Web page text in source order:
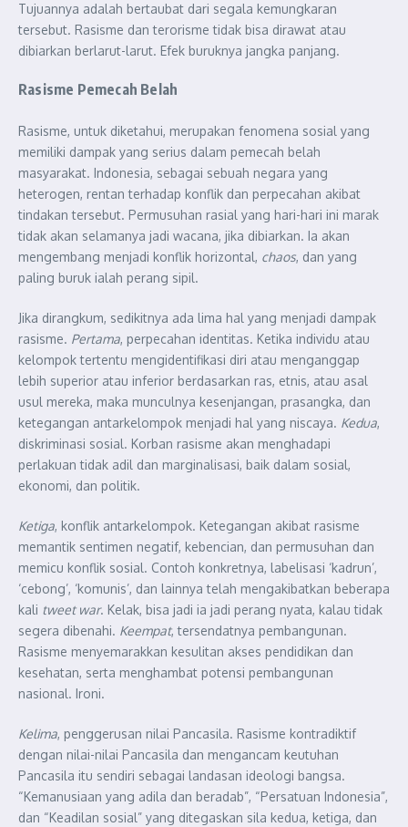
Tujuannya adalah bertaubat dari segala kemungkaran
tersebut. Rasisme dan terorisme tidak bisa dirawat atau
dibiarkan berlarut-larut. Efek buruknya jangka panjang.
Rasisme Pemecah Belah
Rasisme, untuk diketahui, merupakan fenomena sosial yang
memiliki dampak yang serius dalam pemecah belah
masyarakat. Indonesia, sebagai sebuah negara yang
heterogen, rentan terhadap konflik dan perpecahan akibat
tindakan tersebut. Permusuhan rasial yang hari-hari ini marak
tidak akan selamanya jadi wacana, jika dibiarkan. Ia akan
mengembang menjadi konflik horizontal, chaos, dan yang
paling buruk ialah perang sipil.
Jika dirangkum, sedikitnya ada lima hal yang menjadi dampak
rasisme. Pertama, perpecahan identitas. Ketika individu atau
kelompok tertentu mengidentifikasi diri atau menganggap
lebih superior atau inferior berdasarkan ras, etnis, atau asal
usul mereka, maka munculnya kesenjangan, prasangka, dan
ketegangan antarkelompok menjadi hal yang niscaya. Kedua,
diskriminasi sosial. Korban rasisme akan menghadapi
perlakuan tidak adil dan marginalisasi, baik dalam sosial,
ekonomi, dan politik.
Ketiga, konflik antarkelompok. Ketegangan akibat rasisme
memantik sentimen negatif, kebencian, dan permusuhan dan
memicu konflik sosial. Contoh konkretnya, labelisasi ‘kadrun’,
‘cebong’, ‘komunis’, dan lainnya telah mengakibatkan beberapa
kali tweet war. Kelak, bisa jadi ia jadi perang nyata, kalau tidak
segera dibenahi. Keempat, tersendatnya pembangunan.
Rasisme menyemarakkan kesulitan akses pendidikan dan
kesehatan, serta menghambat potensi pembangunan
nasional. Ironi.
Kelima, penggerusan nilai Pancasila. Rasisme kontradiktif
dengan nilai-nilai Pancasila dan mengancam keutuhan
Pancasila itu sendiri sebagai landasan ideologi bangsa.
“Kemanusiaan yang adila dan beradab”, “Persatuan Indonesia”,
dan “Keadilan sosial” yang ditegaskan sila kedua, ketiga, dan